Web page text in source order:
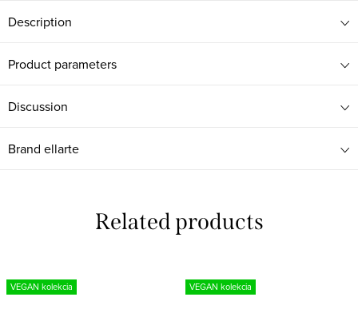
Description
Product parameters
Discussion
Brand ellarte
Related products
VEGAN kolekcia VEGAN kolekcia